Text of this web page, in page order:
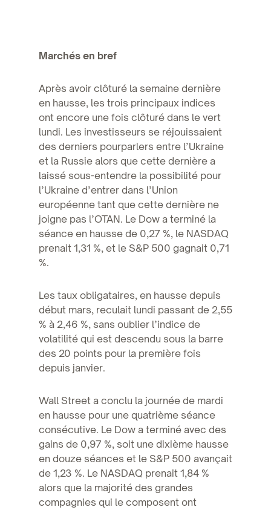
Marchés en bref
Après avoir clôturé la semaine dernière
en hausse, les trois principaux indices
ont encore une fois clôturé dans le vert
lundi. Les investisseurs se réjouissaient
des derniers pourparlers entre l’Ukraine
et la Russie alors que cette dernière a
laissé sous-entendre la possibilité pour
l’Ukraine d’entrer dans l’Union
européenne tant que cette dernière ne
joigne pas l’OTAN. Le Dow a terminé la
séance en hausse de 0,27 %, le NASDAQ
prenait 1,31 %, et le S&P 500 gagnait 0,71
%.
Les taux obligataires, en hausse depuis
début mars, reculait lundi passant de 2,55
% à 2,46 %, sans oublier l’indice de
volatilité qui est descendu sous la barre
des 20 points pour la première fois
depuis janvier.
Wall Street a conclu la journée de mardi
en hausse pour une quatrième séance
consécutive. Le Dow a terminé avec des
gains de 0,97 %, soit une dixième hausse
en douze séances et le S&P 500 avançait
de 1,23 %. Le NASDAQ prenait 1,84 %
alors que la majorité des grandes
compagnies qui le composent ont